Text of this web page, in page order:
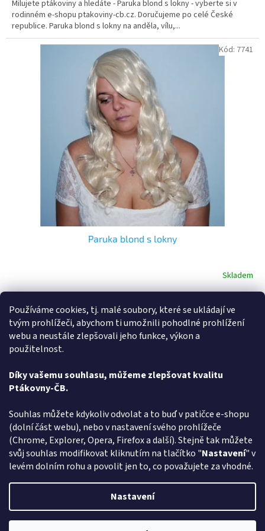
Používáme cookies, tj. malé soubory, které se ukládají ve
tvým prohlížeči, abychom ti umožnili pohodlné prohlížení
webu a neustále zlepšovali jeho funkce, výkon a
použitelnost.
Díky vašemu souhlasu, můžeme zlepšovat kvalitu
Ptákovny-ČB.
Souhlas můžete kdykoliv odvolat a to buď v patičce e-shopu
(dolní část webu), nebo v nastavení svého prohlížeče
(Chrome, Explorer, Opera, Firefox a další). Stejně tak můžete
svůj souhlas modifikovat kliknutím na tlačítko "Nastavení" v
levém dolním rohu a povolit jen to, co považujete za vhodné.
Nastavení
Milujete ptákoviny a hledáte - Paruka blond s lokny - vyberte si v
rodinném e-shopu ptakoviny-cb.cz. Doručujeme po celé České
republice. Paruka blond s lokny na anděla, vílu,...
Paruka blond s lokny
Skladem
409 Kč Do košíku
Máte rádi ptákoviny a hledáte - Paruka blond s lokny - vyberte si v
rodinném e-shopu ptakoviny-cb.cz. Doručujeme po celé České
republice. Blond paruka s lokny na anděla, vílu,...
Kód: 7741
l
á
d
a
c
í
v
k
y
2položek celkem
Způsob ověřování recenzí
Copyright 2026Ptákoviny-CB. Všechna práva vyhrazena.Upravit